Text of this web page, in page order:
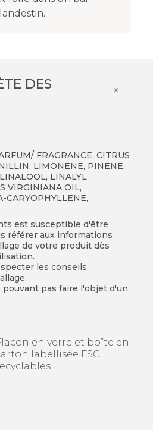
DES
×
FRAGRANCE, CITRUS
LIMONENE, PINENE,
LINALYL
VIRGINIANA OIL,
CARYOPHYLLENE,
est susceptible d'être
référer aux informations
de votre produit dès
les conseils
pas faire l'objet d'un
en verre et boîte en
labellisée FSC